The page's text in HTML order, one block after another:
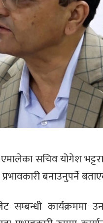
सचिव योगेश
बनाउनुपर्ने
सम्बन्धी कार्यक्रममा